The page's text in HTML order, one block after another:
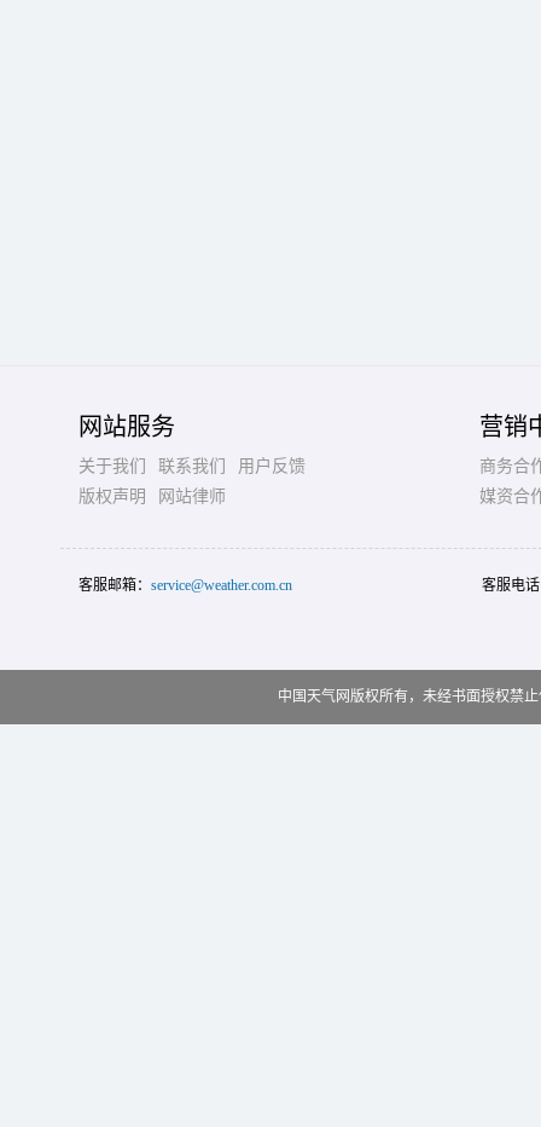
网站服务
关于我们 联系我们
用户反馈
版权声明
网站律师
营销
商务合
媒资合
客服邮箱： service@weather.com.cn 客服电
中国天气网版权所有，未经书面授权